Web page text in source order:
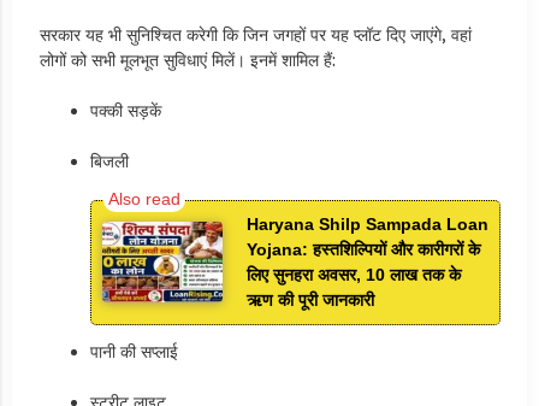
सरकार यह भी सुनिश्चित करेगी कि जिन जगहों पर यह प्लॉट दिए जाएंगे, वहां
लोगों को सभी मूलभूत सुविधाएं मिलें। इनमें शामिल हैं:
पक्की सड़कें
बिजली
Haryana Shilp Sampada Loan
Yojana: हस्तशिल्पियों और कारीगरों के
लिए सुनहरा अवसर, 10 लाख तक के
ऋण की पूरी जानकारी
पानी की सप्लाई